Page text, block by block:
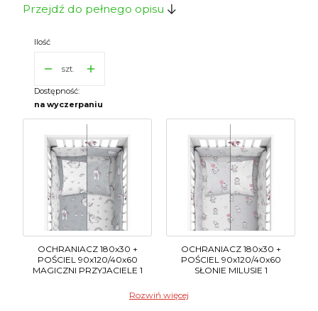
Przejdź do pełnego opisu
Ilość
szt.
Dostępność:
na wyczerpaniu
OCHRANIACZ 180x30 +
POŚCIEL 90x120/40x60
MAGICZNI PRZYJACIELE 1
OCHRANIACZ 180x30 +
POŚCIEL 90x120/40x60
SŁONIE MILUSIE 1
Rozwiń więcej